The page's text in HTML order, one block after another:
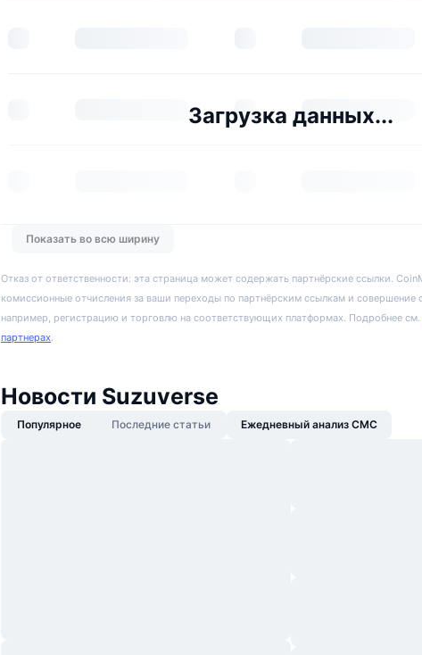
Загрузка данных...
Показать во всю ширину
Отказ от ответственности: эта страница может содержать партнёрские ссылки.
комиссионные отчисления за ваши переходы по партнёрским ссылкам и
например, регистрацию и торговлю на соответствующих платформах. Подробнее см.
партнерах.
Новости Suzuverse
Популярное Последние статьи Ежедневный анализ CMC